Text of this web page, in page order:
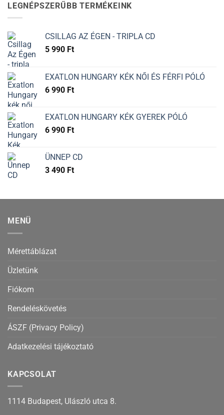
LEGNÉPSZERŰBB TERMÉKEINK
CSILLAG AZ ÉGEN - TRIPLA CD
5 990 Ft
EXATLON HUNGARY KÉK NŐI ÉS FÉRFI PÓLÓ
6 990 Ft
EXATLON HUNGARY KÉK GYEREK PÓLÓ
6 990 Ft
ÜNNEP CD
3 490 Ft
MENÜ
Mérettáblázat
Üzletünk
Fiókom
Rendeléskövetés
ÁSZF (Privacy Policy)
Adatkezelési tájékoztató
KAPCSOLAT
1114 Budapest, Ulászló utca 8.